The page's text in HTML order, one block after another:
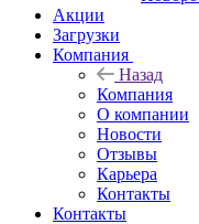
Акции
Загрузки
Компания
Назад
Компания
О компании
Новости
Отзывы
Карьера
Контакты
Контакты